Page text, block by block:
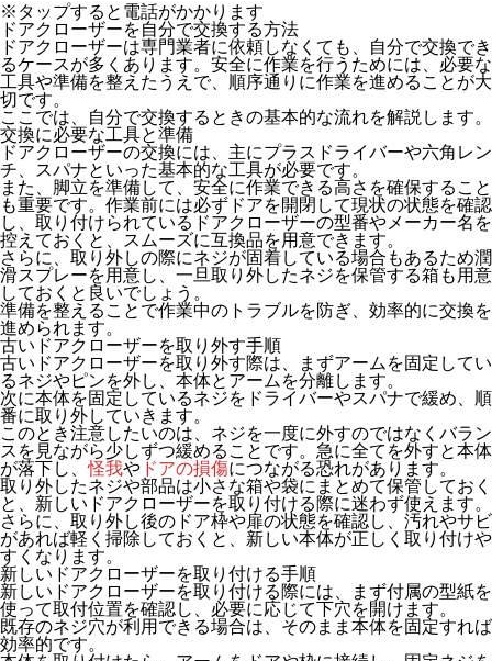
※タップすると電話がかかります
ドアクローザーを自分で交換する方法
ドアクローザーは専門業者に依頼しなくても、自分で交換でき
るケースが多くあります。安全に作業を行うためには、必要な
工具や準備を整えたうえで、順序通りに作業を進めることが大
切です。
ここでは、自分で交換するときの基本的な流れを解説します。
交換に必要な工具と準備
ドアクローザーの交換には、主にプラスドライバーや六角レン
チ
スパナといった基本的な工具が必要です。
また、 脚立を準備して、安全に作業できる高さを確保すること
も重要です。作業前には必ずドアを開閉して現状の状態を確認
し、取り付けられているドアクローザーの型番やメーカー名を
控えておくと、スムーズに互換品を用意できます。
さらに、取り外しの際にネジが固着している場合もあるため潤
滑スプレーを用意し、一旦取り外したネジを保管する箱 も用意
しておくと良いでしょう。
準備を整えることで作業中のトラブルを防ぎ、効率的に交換を
進められます。
古いドアクローザーを取り外す手順
古いドアクローザーを取り外す際は、まずアームを固定してい
るネジやピンを外し、本体とアームを分離します。
次に本体を固定しているネジをドライバーやスパナで緩め、順
番に取り外していきます。
このとき注意したいのは、ネジを一度に外すのではなくバラン
スを見ながら少しずつ緩めることです。急に全てを外すと本体
が落下し、怪我や ドアの損傷につながる恐れがあります。
取り外したネジや部品は小さな箱や袋にまとめて保管しておく
と、新しいドアクローザーを取り付ける際に迷わず使えます。
さらに、取り外し後のドア枠や扉の状態を確認し、汚れやサビ
があれば軽く掃除しておくと、新しい本体が正しく取り付けや
すくなります。
新しいドアクローザーを取り付ける手順
新しいドアクローザーを取り付ける際には、まず付属の型紙を
使って取付位置を確認し、必要に応じて下穴を開けます。
既存のネジ穴が利用できる場合は、そのまま本体を固定すれば
効率的です。